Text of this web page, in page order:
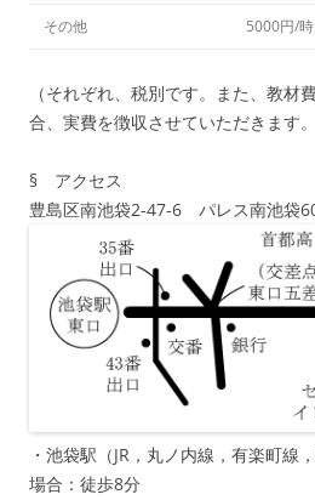
その他 5000円/時
（それぞれ、税別です。また、教材
合、実費を徴収させていただきます。
§ アクセス
豊島区南池袋2-47-6 パレス南池袋
・池袋駅（JR，丸ノ内線，有楽町線
場合：徒歩8分